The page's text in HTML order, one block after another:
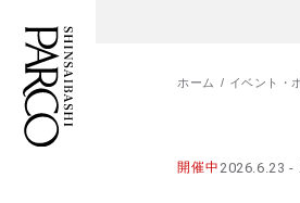
フロアガイド
ENGLISH
ホーム イベント・
開催中2026.6.23 -